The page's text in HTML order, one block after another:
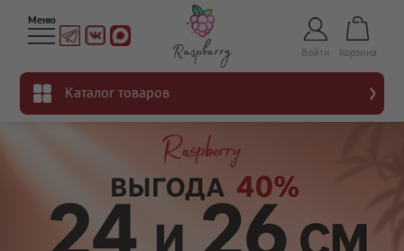
Войти Корзина
Каталог товаров